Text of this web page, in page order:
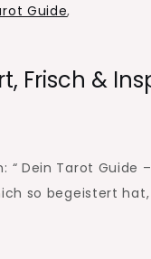
Guide,
Frisch &
“ Dein Tarot Guide
so begeistert